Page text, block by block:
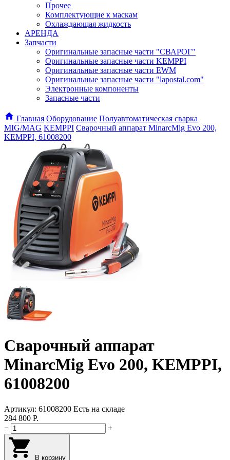
Прочее
Комплектующие к маскам
Охлаждающая жидкость
АРЕНДА
Запчасти
Оригинальные запасные части "СВАРОГ"
Оригинальные запасные части KEMPPI
Оригинальные запасные части EWM
Оригинальные запасные части "lapostal.com"
Электронные компоненты
Запасные части
Главная Оборудование Полуавтоматическая сварка
MIG/MAG KEMPPI Сварочный аппарат MinarcMig Evo 200,
KEMPPI, 61008200
Сварочный аппарат
MinarcMig Evo 200, KEMPPI,
61008200
Артикул: 61008200 Есть на складе
284 800 Р.
−
+
В корзину